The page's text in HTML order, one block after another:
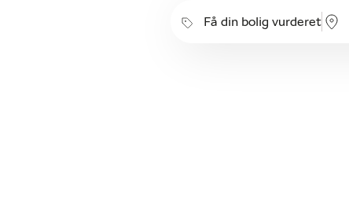
Få din bolig vurderet